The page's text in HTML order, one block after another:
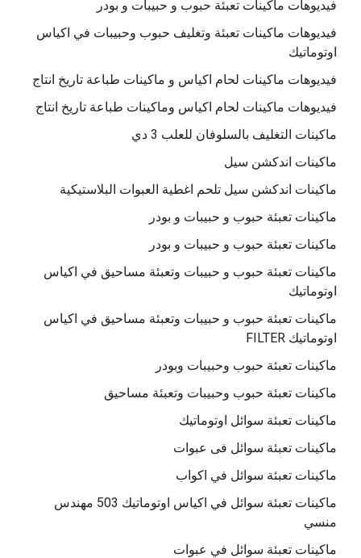
فيديوهات ماكينات تعبئة حبوب و حبيبات و بودر
فيديوهات ماكينات تعبئة وتغليف حبوب وحبيبات في اكياس
اوتوماتيك
فيديوهات ماكينات لحام اكياس و ماكينات طباعة تاريخ انتاج
فيديوهات ماكينات لحام اكياس وماكينات طباعة تاريخ انتاج
ماكينات التغليف بالسلوفان للعلب 3 دي
ماكينات اندكشن سيل
ماكينات اندكشن سيل تلحم اغطية العبوات البلاستيكية
ماكينات تعبئة حبوب و حبيبات و بودر
ماكينات تعبئة حبوب و حبيبات و بودر
ماكينات تعبئة حبوب و حبيبات وتعبئة مساحيق في اكياس
اوتوماتيك
ماكينات تعبئة حبوب و حبيبات وتعبئة مساحيق في اكياس
اوتوماتيك FILTER
ماكينات تعبئة حبوب وحبيبات وبودر
ماكينات تعبئة حبوب وحبيبات وتعبئة مساحيق
ماكينات تعبئة سوائل اوتوماتيك
ماكينات تعبئة سوائل فى عبوات
ماكينات تعبئة سوائل في اكواب
ماكينات تعبئة سوائل في اكياس اوتوماتيك 503 مهندس
منسي
ماكينات تعبئة سوائل في عبوات